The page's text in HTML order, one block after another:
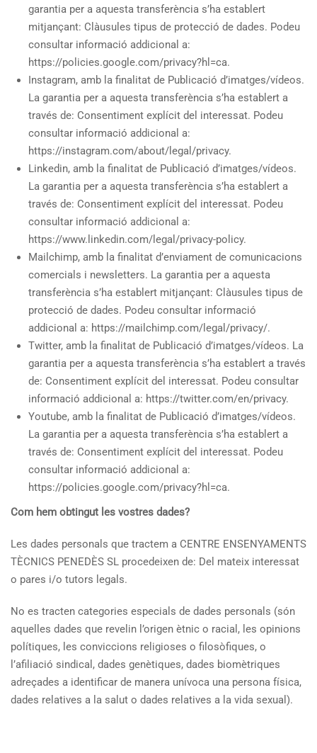
garantia per a aquesta transferència s’ha establert
mitjançant: Clàusules tipus de protecció de dades. Podeu
consultar informació addicional a:
https://policies.google.com/privacy?hl=ca.
Instagram, amb la finalitat de Publicació d’imatges/vídeos.
La garantia per a aquesta transferència s’ha establert a
través de: Consentiment explícit del interessat. Podeu
consultar informació addicional a:
https://instagram.com/about/legal/privacy.
Linkedin, amb la finalitat de Publicació d’imatges/vídeos.
La garantia per a aquesta transferència s’ha establert a
través de: Consentiment explícit del interessat. Podeu
consultar informació addicional a:
https://www.linkedin.com/legal/privacy-policy.
Mailchimp, amb la finalitat d’enviament de comunicacions
comercials i newsletters. La garantia per a aquesta
transferència s’ha establert mitjançant: Clàusules tipus de
protecció de dades. Podeu consultar informació
addicional a: https://mailchimp.com/legal/privacy/.
Twitter, amb la finalitat de Publicació d’imatges/vídeos. La
garantia per a aquesta transferència s’ha establert a través
de: Consentiment explícit del interessat. Podeu consultar
informació addicional a: https://twitter.com/en/privacy.
Youtube, amb la finalitat de Publicació d’imatges/vídeos.
La garantia per a aquesta transferència s’ha establert a
través de: Consentiment explícit del interessat. Podeu
consultar informació addicional a:
https://policies.google.com/privacy?hl=ca.
Com hem obtingut les vostres dades?
Les dades personals que tractem a CENTRE ENSENYAMENTS
TÈCNICS PENEDÈS SL procedeixen de: Del mateix interessat
o pares i/o tutors legals.
No es tracten categories especials de dades personals (són
aquelles dades que revelin l’origen ètnic o racial, les opinions
polítiques, les conviccions religioses o filosòfiques, o
l’afiliació sindical, dades genètiques, dades biomètriques
adreçades a identificar de manera unívoca una persona física,
dades relatives a la salut o dades relatives a la vida sexual).